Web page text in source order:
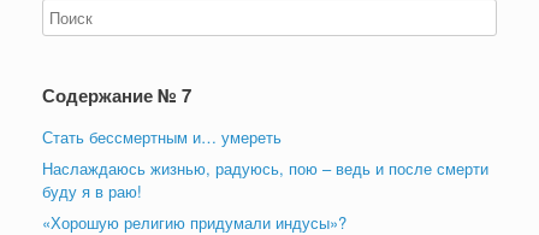
Содержание № 7
Стать бессмертным и… умереть
Наслаждаюсь жизнью, радуюсь, пою – ведь и после смерти
буду я в раю!
«Хорошую религию придумали индусы»?